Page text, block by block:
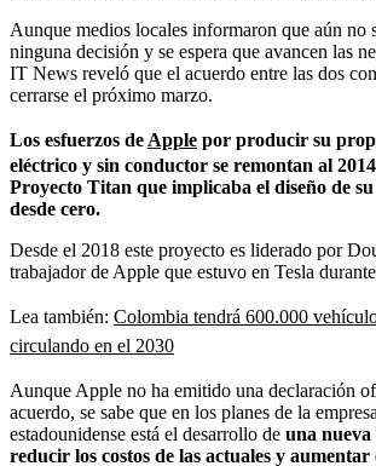
Aunque medios locales informaron que aún no
ninguna decisión y se espera que avancen las
IT News reveló que el acuerdo entre las dos
cerrarse el próximo marzo.
Los esfuerzos de Apple por producir su
eléctrico y sin conductor se remontan al
Proyecto Titan que implicaba el diseño de
desde cero.
Desde el 2018 este proyecto es liderado por
trabajador de Apple que estuvo en Tesla
Lea también: Colombia tendrá 600.000
circulando en el 2030
Aunque Apple no ha emitido una declaración
acuerdo, se sabe que en los planes de la
estadounidense está el desarrollo de una
reducir los costos de las actuales y aumentar